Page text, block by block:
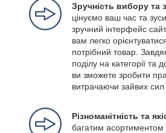
Зручність вибору та
цінуємо ваш час та
зручний інтерфейс
вам легко
потрібний товар.
поділу на категорії
ви зможете зробити
витрачаючи зайвих сил
Різноманітність та
багатим асортиментом